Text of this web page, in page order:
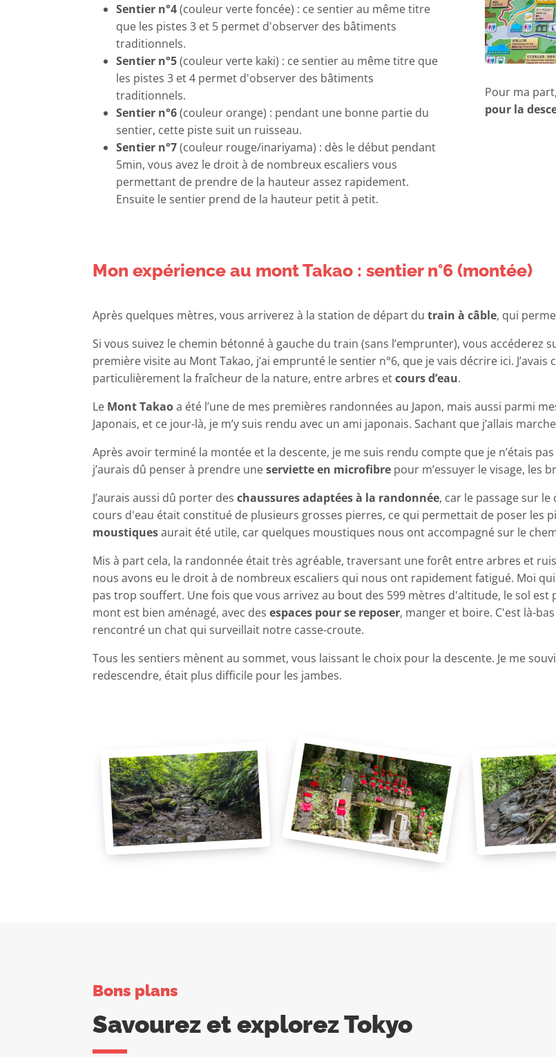
Sentier n°4(couleur verte foncée) : ce sentier au même titre
que les pistes 3 et 5 permet d'observer des bâtiments
traditionnels.
Sentier n°5(couleur verte kaki) : ce sentier au même titre que
les pistes 3 et 4 permet d'observer des bâtiments
traditionnels.
Sentier n°6(couleur orange) : pendant une bonne partie du
sentier, cette piste suit un ruisseau.
Sentier n°7(couleur rouge/inariyama) : dès le début pendant
5min, vous avez le droit à de nombreux escaliers vous
permettant de prendre de la hauteur assez rapidement.
Ensuite le sentier prend de la hauteur petit à petit.
Pour ma
pour la
Mon expérience au mont Takao : sentier n°6 (montée)
Après quelques mètres, vous arriverez à la station de départ dutrain à câble, qui
Si vous suivez le chemin bétonné à gauche du train (sans l’emprunter), vous accéderez
première visite au Mont Takao, j’ai emprunté le sentier n°6, que je vais décrire ici.
particulièrement la fraîcheur de la nature, entre arbres etcours d’eau.
Le Mont Takaoa été l’une de mes premières randonnées au Japon, mais aussi parmi
Japonais, et ce jour-là, je m’y suis rendu avec un ami japonais. Sachant que j’allais
Après avoir terminé la montée et la descente, je me suis rendu compte que je n’étais
j’aurais dû penser à prendre uneserviette en microfibre pour m’essuyer le visage, les
J’aurais aussi dû porter deschaussures adaptées à la randonnée, car le passage sur
cours d'eau était constitué de plusieurs grosses pierres, ce qui permettait de poser les
moustiquesaurait été utile, car quelques moustiques nous ont accompagné sur le
Mis à part cela, la randonnée était très agréable, traversant une forêt entre arbres et
nous avons eu le droit à de nombreux escaliers qui nous ont rapidement fatigué. Moi
pas trop souffert. Une fois que vous arrivez au bout des 599 mètres d'altitude, le sol est
mont est bien aménagé, avec desespaces pour se reposer, manger et boire. C'est là-
rencontré un chat qui surveillait notre casse-croute.
Tous les sentiers mènent au sommet, vous laissant le choix pour la descente. Je me
redescendre, était plus difficile pour les jambes.
Bons plans
Savourez et explorez Tokyo